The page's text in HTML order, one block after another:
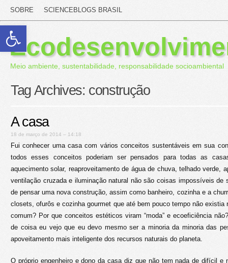
Abrir a barra de ferramentas
SOBRE SCIENCEBLOGS BRASIL
Meio ambiente, sustentabilidade, responsabilidade socioambiental
Tag Archives: construção
A casa
18 de março de 2014 – 14:18
Fui conhecer uma casa com vários conceitos sustentáveis em sua
todos esses conceitos poderiam ser pensados para todas as
aquecimento solar, reaproveitamento de água de chuva, telhado verde,
ventilação cruzada e iluminação natural não são coisas impossíveis de
de pensar uma nova construção, assim como banheiro, cozinha e a
closets, ofurôs e cozinha gourmet que até bem pouco tempo não
comum? Por que conceitos estéticos viram “moda” e ecoeficiência
de coisa eu vejo que eu devo mesmo ser a minoria da minoria das
apoveitamento mais inteligente dos recursos naturais do planeta.
O próprio engenheiro e dono da casa diz que não tem nada de difícil e